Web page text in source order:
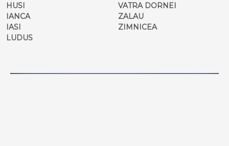
HUSI
IANCA
IASI
LUDUS
VATRA DORNEI
ZALAU
ZIMNICEA